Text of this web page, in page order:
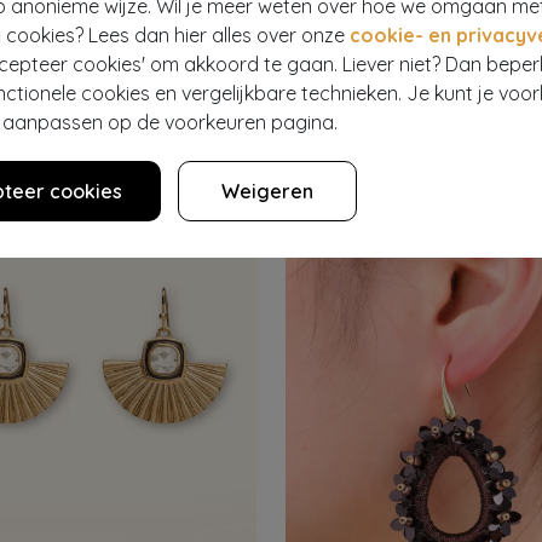
anonieme wijze. Wil je meer weten over hoe we omgaan
Lees dan hier alles over onze cookie- en
cookies' om akkoord te gaan. Liever niet? Dan
cookies en vergelijkbare technieken. Je kunt je
op de voorkeuren pagina.
cookies Weigeren
GO DUTCH LABEL
oorbellen in bruin
7
DAY&EVE BY GO DUTCH LABEL
€ 12,95